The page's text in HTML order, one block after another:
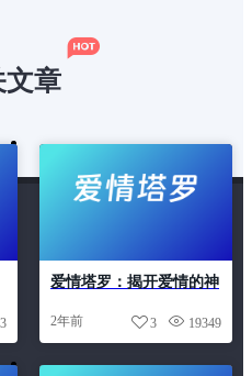
手机吉凶
终生运势
解名
文章
爱情塔罗：揭开爱情的神
2年前 19349
3